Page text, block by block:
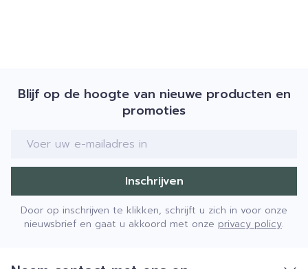
Blijf op de hoogte van nieuwe producten en
promoties
E-mail adres
Inschrijven
Door op inschrijven te klikken, schrijft u zich in voor onze
nieuwsbrief en gaat u akkoord met onze privacy policy.